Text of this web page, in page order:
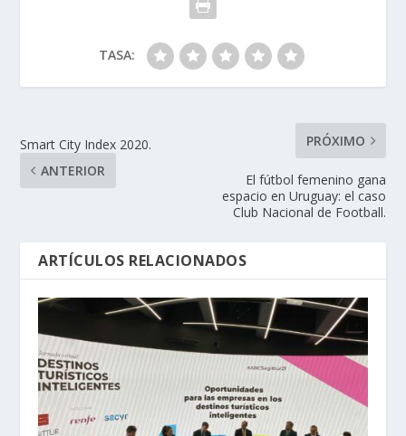
TASA:
Smart City Index 2020.
ANTERIOR
PRÓXIMO
El fútbol femenino gana
espacio en Uruguay: el caso
Club Nacional de Football.
ARTÍCULOS RELACIONADOS